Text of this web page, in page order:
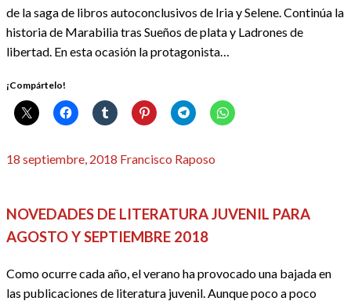
de la saga de libros autoconclusivos de Iria y Selene. Continúa la
historia de Marabilia tras Sueños de plata y Ladrones de
libertad. En esta ocasión la protagonista…
¡Compártelo!
Publicado
18 septiembre, 2018 Francisco Raposo
NOVEDADES DE LITERATURA JUVENIL PARA
AGOSTO Y SEPTIEMBRE 2018
Como ocurre cada año, el verano ha provocado una bajada en
las publicaciones de literatura juvenil. Aunque poco a poco